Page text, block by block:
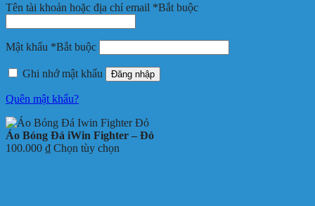
Tên tài khoản hoặc địa chỉ email *Bắt buộc
Mật khẩu *Bắt buộc
Ghi nhớ mật khẩu Đăng nhập
Quên mật khẩu?
Áo Bóng Đá iWin Fighter – Đỏ
100.000 ₫ Chọn tùy chọn